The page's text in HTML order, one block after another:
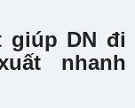
giúp DN đi
nhanh